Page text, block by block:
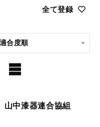
全て登録
中漆器連合協組